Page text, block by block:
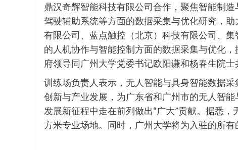
鼎汉奇辉智能科技有限公司合作，聚焦智能制
驾驶辅助系统等方面的数据采集与优化研究，
有限公司、蓝点触控（北京）科技有限公司、
的人机协作与智能控制方面的数据采集与优化
府领导同广州大学党委书记欧阳谦和杨春生院士
训练场负责人表示，无人智能与具身智能数据
创新与产业发展，为广东省和广州市的无人智
发展新征程中走在前列做出“广大”贡献。据悉
方米专业场地。同时，广州大学将为入驻的所